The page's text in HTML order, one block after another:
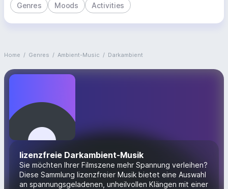
Genres Moods Activities
Home / Genres / Ambient-Music / Darkambient
lizenzfreie Darkambient-Musik
Sie möchten Ihrer Filmszene mehr Spannung verleihen?
Diese Sammlung lizenzfreier Musik bietet eine Auswahl
an spannungsgeladenen, unheilvollen Klängen mit einer